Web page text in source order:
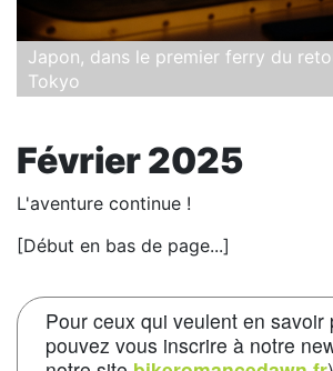
Japon, dans le premier ferry du
Tokyo
Février 2025
L'aventure continue !
[Début en bas de page...]
Pour ceux qui veulent en savoir
pouvez vous inscrire à notre